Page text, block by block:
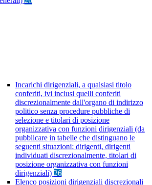
Incarichi dirigenziali, a qualsiasi titolo
conferiti, ivi inclusi quelli conferiti
discrezionalmente dall'organo di indirizzo
politico senza procedure pubbliche di
selezione e titolari di posizione
organizzativa con funzioni dirigenziali (da
pubblicare in tabelle che distinguano le
seguenti situazioni: dirigenti, dirigenti
individuati discrezionalmente, titolari di
posizione organizzativa con funzioni
dirigenziali) 26
Elenco posizioni dirigenziali discrezionali